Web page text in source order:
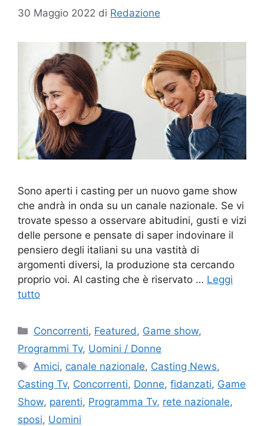
30 Maggio 2022 di Redazione
Sono aperti i casting per un nuovo game show
che andrà in onda su un canale nazionale. Se vi
trovate spesso a osservare abitudini, gusti e vizi
delle persone e pensate di saper indovinare il
pensiero degli italiani su una vastità di
argomenti diversi, la produzione sta cercando
proprio voi. Al casting che è riservato … Leggi
tutto
Categorie
Concorrenti, Featured , Game show,
Programmi Tv, Uomini / Donne
Tag
Amici, canale nazionale, Casting News,
Casting Tv, Concorrenti, Donne, fidanzati, Game
Show, parenti, Programma Tv, rete nazionale,
sposi, Uomini